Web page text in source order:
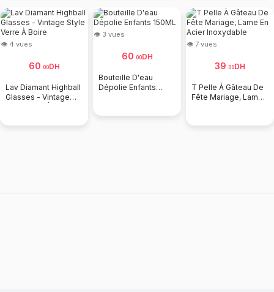
👁 4 vues
60 00DH
Lav Diamant Highball
Glasses - Vintage
👁 3 vues
60 00DH
Bouteille D'eau
Dépolie Enfants
👁 7 vues
39 00DH
T Pelle À Gâteau De
Fête Mariage, Lame